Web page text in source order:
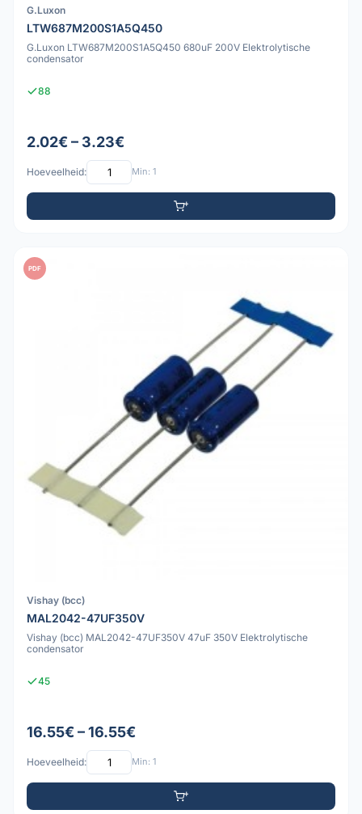
G.Luxon
LTW687M200S1A5Q450
G.Luxon LTW687M200S1A5Q450 680uF 200V Elektrolytische
condensator
88
2.02€ – 3.23€
Hoeveelheid: Min: 1
PDF
Vishay (bcc)
MAL2042-47UF350V
Vishay (bcc) MAL2042-47UF350V 47uF 350V Elektrolytische
condensator
45
16.55€ – 16.55€
Hoeveelheid: Min: 1